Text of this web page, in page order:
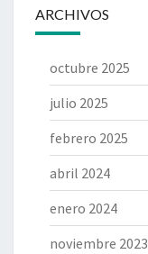
ARCHIVOS
octubre 2025
julio 2025
febrero 2025
abril 2024
enero 2024
noviembre 2023